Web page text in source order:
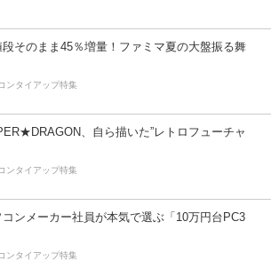
段そのまま45％増量！ファミマ夏の大盤振る舞
ンタイアップ特集
、自ら描いた”レトロフューチャ
ンタイアップ特集
コンメーカー社員が本気で選ぶ「10万円台PC3
ンタイアップ特集